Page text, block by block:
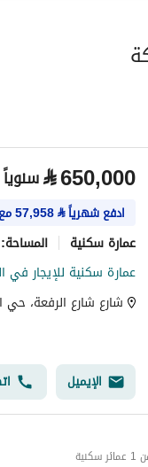
⃁650,000 سنوياً
ادفع شهرياً⃁
57,958مع
عمارة سكنية المساحة:
عمارة سكنية للإيجار في
شارع شارع الرفعة، حي
الإيميل